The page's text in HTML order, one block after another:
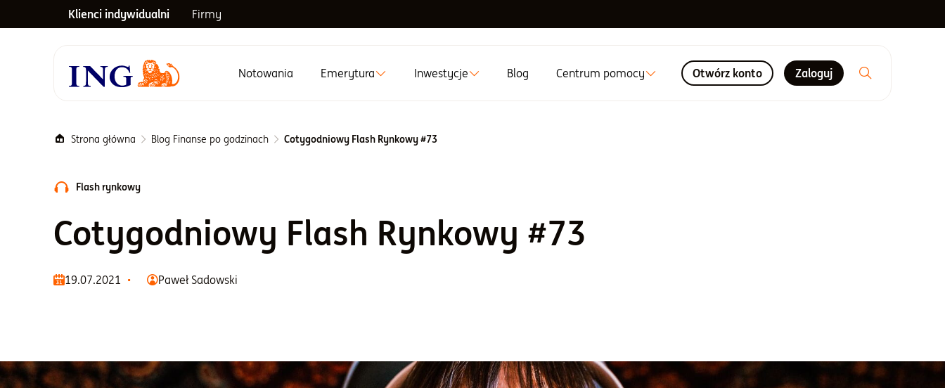
Klienci indywidualni Firmy
Menu główne
Notowania Emerytura Inwestycje Blog Centrum pomocy Otwórz konto Zaloguj
Strona główna Blog Finanse po godzinach Cotygodniowy Flash Rynkowy #73
Flash rynkowy
Cotygodniowy Flash Rynkowy #73
19.07.2021 Paweł Sadowski